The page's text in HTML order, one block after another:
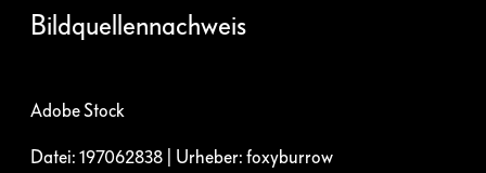
Bildquellennachweis
Adobe Stock
Datei: 197062838 | Urheber: foxyburrow